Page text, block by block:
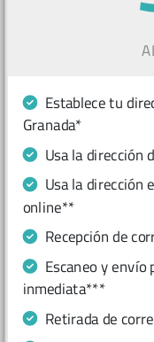
Establece tu
Granada*
Usa la dirección
Usa la dirección
online**
Recepción de
Escaneo y envío
inmediata***
Retirada de